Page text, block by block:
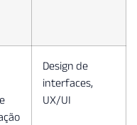
Design de
interfaces,
UX/UI